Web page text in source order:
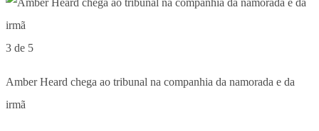
3 de 5
Amber Heard chega ao tribunal na companhia da namorada e da
irmã